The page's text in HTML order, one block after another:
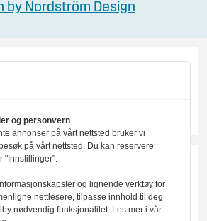
by Nordström Design
og personvern
annonser på vårt nettsted bruker vi
på vårt nettsted. Du kan reservere
"Innstillinger".
og lignende verktøy for
nettlesere, tilpasse innhold til deg
nødvendig funksjonalitet. Les mer i vår